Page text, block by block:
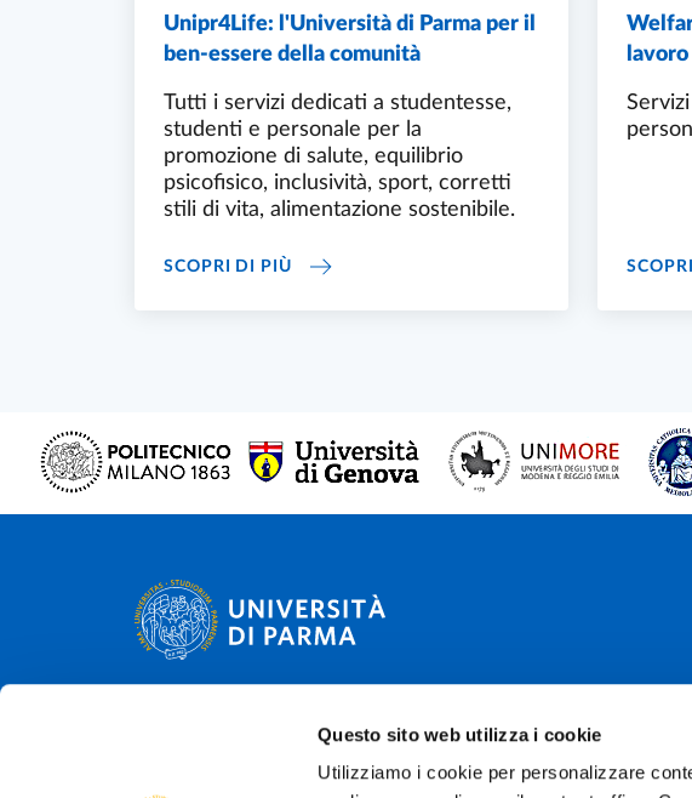
Questo sito web utilizza i cookie
Utilizziamo i cookie per personalizzare
Unipr4Life: l'Università di Parma per il
ben-essere della comunità
Tutti i servizi dedicati a studentesse,
studenti e personale per la
promozione di salute, equilibrio
psicofisico, inclusività, sport, corretti
stili di vita, alimentazione sostenibile.
SCOPRI DI PIÙUNIPR4LIFE: L'UNIVERSITÀ DI PARMA PER IL
lavoro
Via Università, 12 - I 43121 Parma